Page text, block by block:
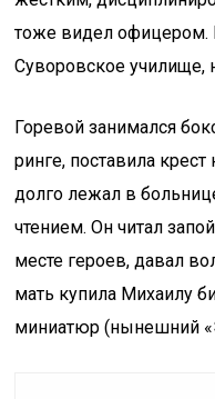
тоже видел офицером.
Суворовское училище,
Горевой занимался
ринге, поставила
долго лежал в
чтением. Он читал
месте героев, давал
мать купила Михаилу
миниатюр (нынешний